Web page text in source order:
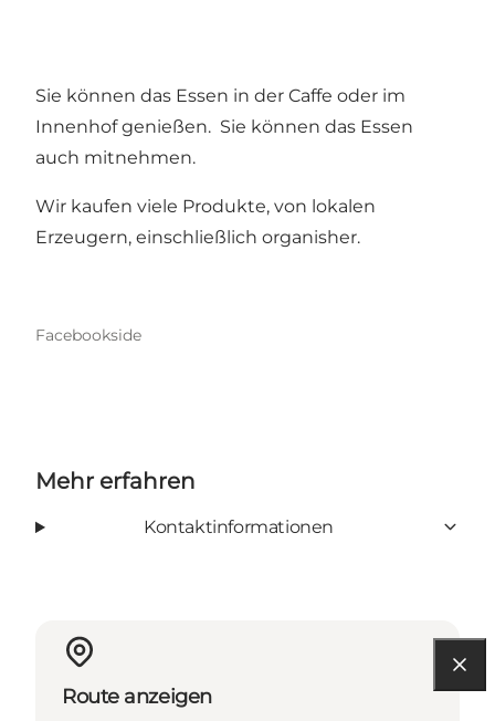
Sie können das Essen in der Caffe oder im
Innenhof genießen. Sie können das Essen
auch mitnehmen.
Wir kaufen viele Produkte, von lokalen
Erzeugern, einschließlich organisher.
Facebookside
Mehr erfahren
Kontaktinformationen
Route anzeigen